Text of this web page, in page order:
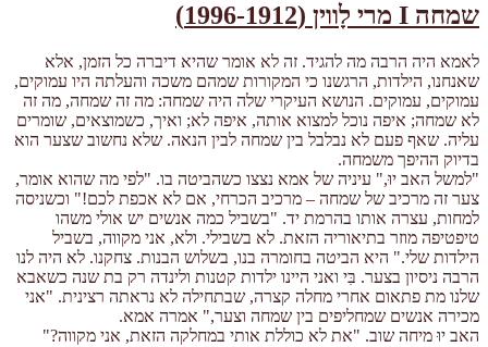
שמחה I מרי לָווין (1996-1912)
לאמא היה הרבה מה להגיד. זה לא אומר שהיא דיברה כל הזמן, אלא
שאנחנו, הילדות, הרגשנו כי המקורות שמהם משכה והעלתה היו עמוקים,
עמוקים, עמוקים. הנושא העיקרי שלה היה שמחה: מה זה שמחה, מה זה
לא שמחה; איפה נוכל למצוא אותה, איפה לא; ואיך, כשמוצאים, שומרים
עליה. שאף פעם לא נבלבל בין שמחה לבין הנאה. שלא נחשוב שצער הוא
בדיוק ההיפך משמחה.
"למשל האב יוּ," עיניה של אמא נצצו כשהביטה בו. "לפי מה שהוא אומר,
צער זה מרכיב של שמחה – מרכיב הכרחי, אם לא אכפת לכם!" וכשניסה
למחות, עצרה אותו בהרמת יד. "בשביל כמה אנשים יש אולי משהו
טיפטיפה מוזר בתיאוריה הזאת. לא בשבילי. ולא, אני מקווה, בשביל
הילדות שלי." היא הביטה בחומרה בנו, בשלוש הבנות. צחקנו. לא היה לנו
הרבה ניסיון בצער. בִּי ואני היינו ילדות קטנות ולינדה רק בת שנה כשאבא
שלנו מת פתאום אחרי מחלה קצרה, שבתחילה לא נראתה רצינית. "אני
מכירה אנשים שמחליפים בין שמחה וצער," אמרה אמא.
האב יוּ מיחה שוב. "את לא כוללת אותי במחלקה הזאת, אני מקווה?"